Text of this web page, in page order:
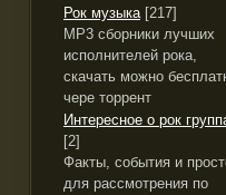
Рок музыка [217]
MP3 сборники лучших
исполнителей рока,
скачать можно
чере торрент
Интересное о рок
[2]
Факты, события и
для рассмотрения по